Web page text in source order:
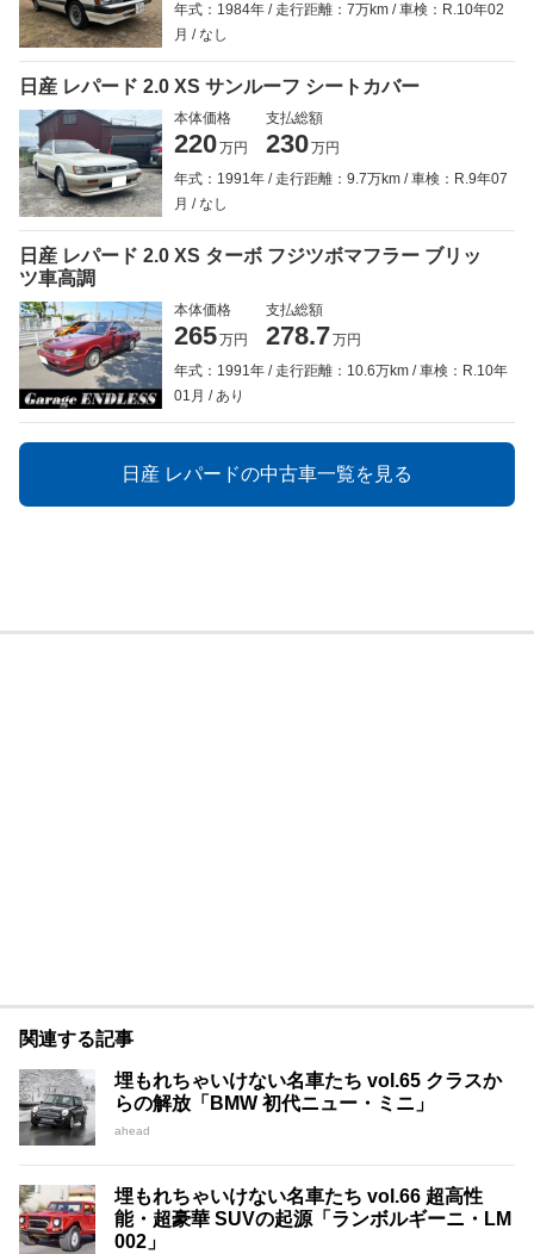
年式：1984年
走行距離：7万km
車検：R.10年02
月
なし
日産 レパード 2.0 XS サンルーフ シートカバー
本体価格
220万円
支払総額
230万円
年式：1991年
走行距離：9.7万km
車検：R.9年07
月
なし
日産 レパード 2.0 XS ターボ フジツボマフラー ブリッ
ツ車高調
本体価格
265万円
支払総額
278.7万円
年式：1991年
走行距離：10.6万km
車検：R.10年
01月
あり
日産 レパードの中古車一覧を見る
関連する記事
埋もれちゃいけない名車たち vol.65 クラスか
らの解放「BMW 初代ニュー・ミニ」
ahead
埋もれちゃいけない名車たち vol.66 超高性
能・超豪華 SUVの起源「ランボルギーニ・LM
002」